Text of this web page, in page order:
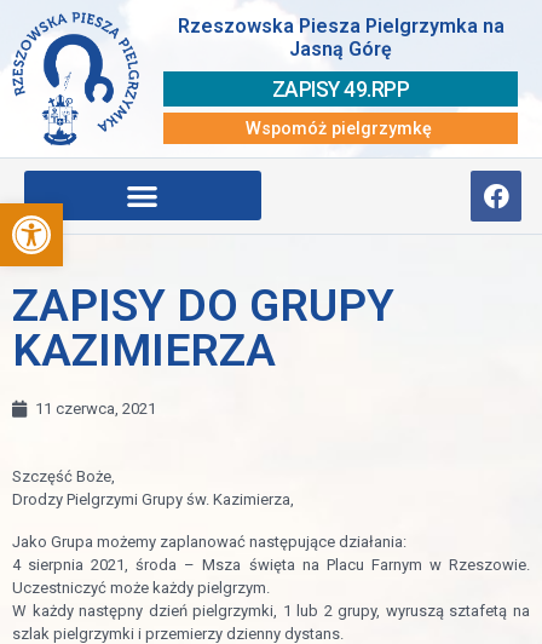
Otwórz pasek narzędzi
Rzeszowska Piesza Pielgrzymka na
Jasną Górę
ZAPISY 49.RPP
Wspomóż pielgrzymkę
ZAPISY DO GRUPY
KAZIMIERZA
11 czerwca, 2021
Szczęść Boże,
Drodzy Pielgrzymi Grupy św. Kazimierza,
Jako Grupa możemy zaplanować następujące działania:
4 sierpnia 2021, środa – Msza święta na Placu Farnym w Rzeszowie.
Uczestniczyć może każdy pielgrzym.
W każdy następny dzień pielgrzymki, 1 lub 2 grupy, wyruszą sztafetą na
szlak pielgrzymki i przemierzy dzienny dystans.